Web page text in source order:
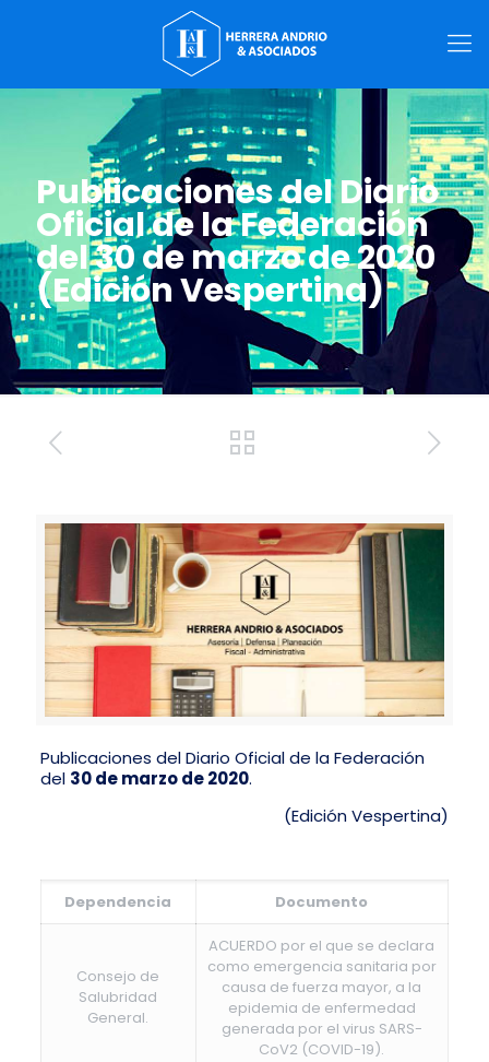
Publicaciones del Diario
Oficial de la Federación
del 30 de marzo de 2020
(Edición Vespertina)
Publicaciones del Diario Oficial de la Federación
del 30 de marzo de 2020.
(Edición Vespertina)
Dependencia Documento
Consejo de
Salubridad
General.
ACUERDO por el que se declara
como emergencia sanitaria por
causa de fuerza mayor, a la
epidemia de enfermedad
generada por el virus SARS-
CoV2 (COVID-19).